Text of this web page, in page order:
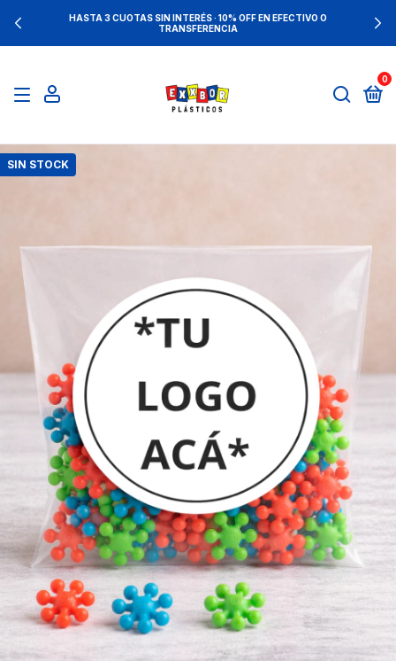
HASTA 3 CUOTAS SIN INTERÉS · 10% OFF EN EFECTIVO O
TRANSFERENCIA
0
SIN STOCK